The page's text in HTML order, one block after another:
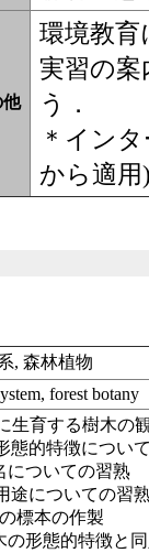
他
環境教育
実習の
う．
＊イン
から適用
, 森林植物
forest botany
生育する樹木の
態的特徴につい
についての習熟
途についての習
標本の作製
の形態的特徴と